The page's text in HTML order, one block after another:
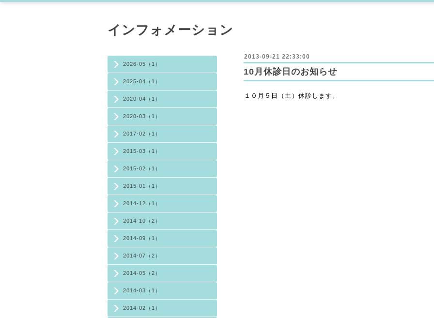
2026-05（1）
2025-04（1）
2020-04（1）
2020-03（1）
2017-02（1）
2015-03（1）
2015-02（1）
2015-01（1）
2014-12（1）
2014-10（2）
2014-09（1）
2014-07（2）
2014-05（2）
2014-03（1）
2014-02（1）
インフォメーション
2013-09-21 22:33:00
10月休診日のお知らせ
１０月５日（土） 休診します。